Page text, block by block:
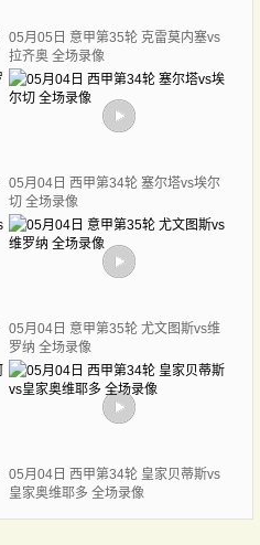
05月05日 意甲第35轮 克雷莫内塞vs
拉齐奥 全场录像
05月04日 西甲第34轮 塞尔塔vs埃尔
切 全场录像
05月04日 意甲第35轮 尤文图斯vs维
罗纳 全场录像
05月04日 西甲第34轮 皇家贝蒂斯vs
皇家奥维耶多 全场录像